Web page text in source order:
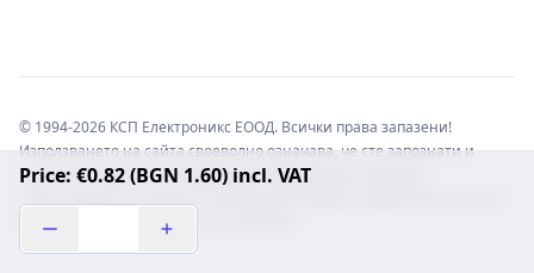
Price: €0.82 (BGN 1.60) incl. VAT
© 1994-2026 КСП Електроникс ЕООД. Всички права запазени!
Използването на сайта своеволно означава, че сте запознати и
съгласни с правната информация обвързваща софтуера.
отговорност с цялата сила на закона!b